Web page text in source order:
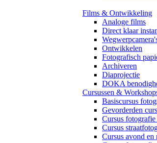
Films & Ontwikkeling
Analoge films
Direct klaar
Ontwikkelen
Fotografisch
Archiveren
Diaprojectie
DOKA
Cursussen &
Basiscursus
Gevorderden
Cursus
Cursus
Cursus avond